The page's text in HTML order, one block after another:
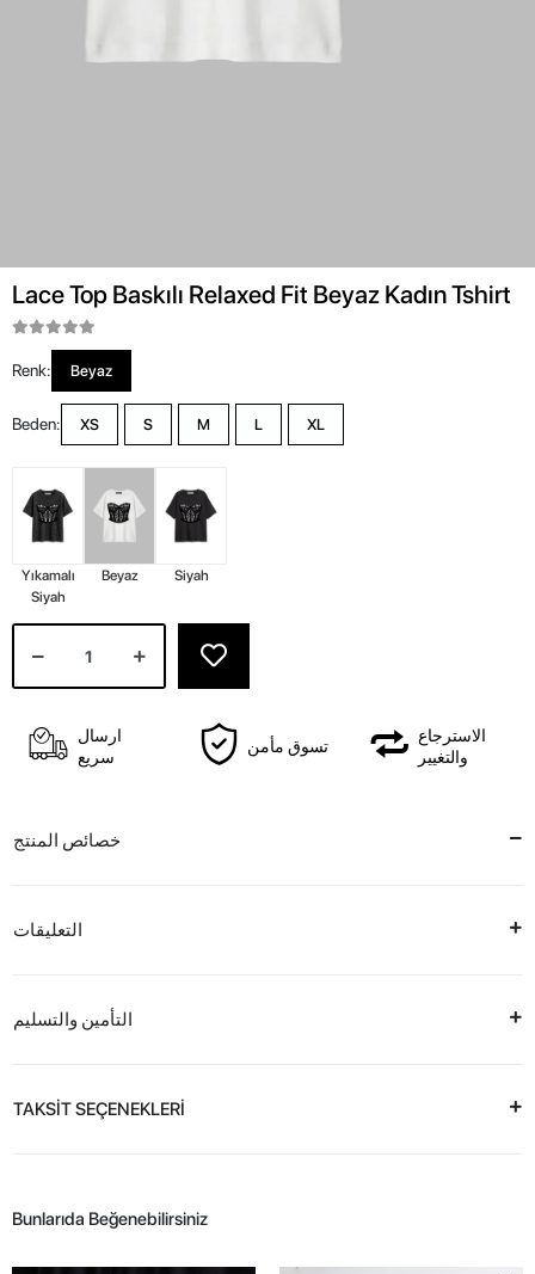
Lace Top Baskılı Relaxed Fit Beyaz Kadın Tshirt
Renk: Beyaz
Beden: XS S M L XL
Yıkamalı
Siyah
Beyaz Siyah
ارسال
سريع
تسوق مأمن
الاسترجاع
والتغيير
خصائص المنتج
التعليقات
التأمين والتسليم
TAKSİT SEÇENEKLERİ
Bunlarıda Beğenebilirsiniz